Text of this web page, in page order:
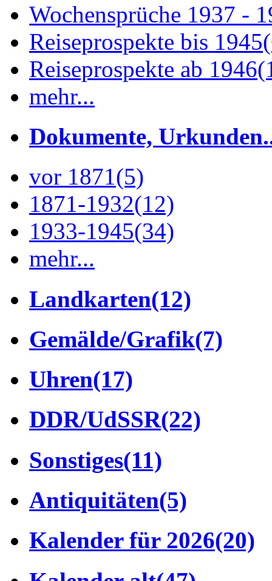
Wochensprüche 1937 -
Reiseprospekte bis 1945
Reiseprospekte ab 1946
mehr...
Dokumente,
vor 1871(5)
1871-1932(12)
1933-1945(34)
mehr...
Landkarten(12)
Gemälde/Grafik(7)
Uhren(17)
DDR/UdSSR(22)
Sonstiges(11)
Antiquitäten(5)
Kalender für 2026(20)